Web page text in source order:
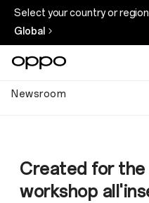
Select your country or region
Global
Newsroom
Created for
workshop